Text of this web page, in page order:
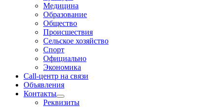
Медицина
Образование
Общество
Происшествия
Сельское хозяйство
Спорт
Официально
Экономика
Call-центр на связи
Объявления
Контакты
Реквизиты